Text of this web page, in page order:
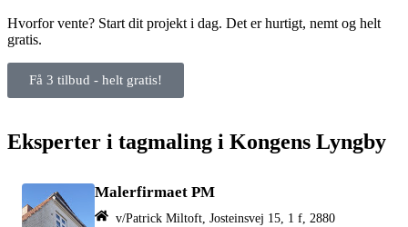
Hvorfor vente? Start dit projekt i dag. Det er hurtigt, nemt og helt
gratis.
Få 3 tilbud - helt gratis!
Eksperter i tagmaling i Kongens Lyngby
Malerfirmaet PM
v/Patrick Miltoft, Josteinsvej 15, 1 f, 2880